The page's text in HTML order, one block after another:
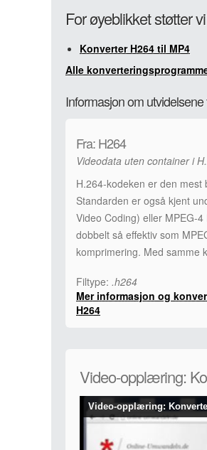
For øyeblikket støtter
Konverter H264 til MP4
Alle
Informasjon om
Fra: H264
Videodata uten container i
H.264-kodeken er den
Standarden er også kjent
Video Coding) eller MPEG-
dobbelt så effektiv som
komprimering. Med samme
Filtype: .h264
Mer informasjon og
H264
Video-opplæring:
Video-opplæring: